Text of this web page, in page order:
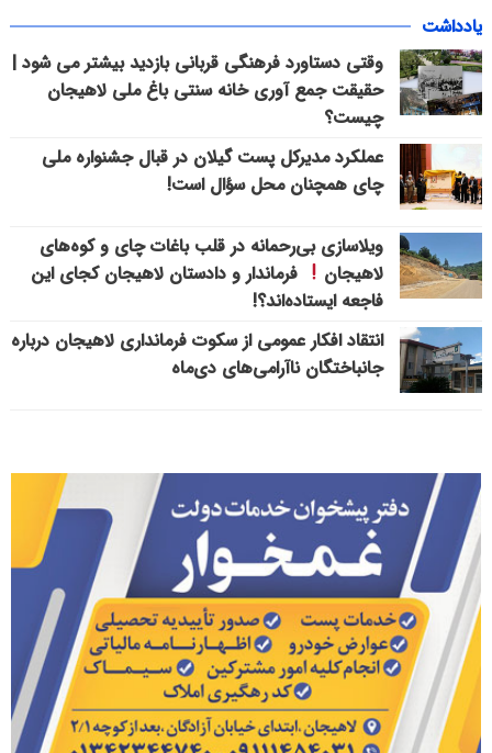
یادداشت
وقتی دستاورد فرهنگی قربانی بازدید بیشتر می شود |
حقیقت جمع آوری خانه سنتی باغ ملی لاهیجان
چیست؟
عملکرد مدیرکل پست گیلان در قبال جشنواره ملی
چای همچنان محل سؤال است!
ویلاسازی بی‌رحمانه در قلب باغات چای و کوه‌های
لاهیجان
فرماندار و دادستان لاهیجان کجای این
فاجعه ایستاده‌اند؟!
انتقاد افکار عمومی از سکوت فرمانداری لاهیجان درباره
جانباختگان ناآرامی‌های دی‌ماه